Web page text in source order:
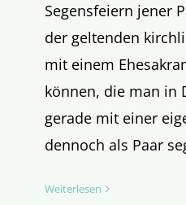
Segensfeiern jener
der geltenden
mit einem
können, die man in
gerade mit einer
dennoch als Paar
Weiterlesen